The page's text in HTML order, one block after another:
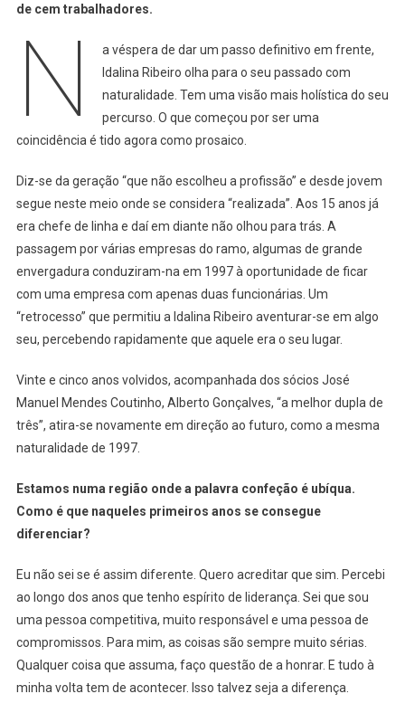
A
Minha
Vida
Futuro”
de cem trabalhadores.
N
a véspera de dar um passo definitivo em frente,
Idalina Ribeiro olha para o seu passado com
naturalidade. Tem uma visão mais holística do seu
percurso. O que começou por ser uma
coincidência é tido agora como prosaico.
Diz-se da geração “que não escolheu a profissão” e desde jovem
segue neste meio onde se considera “realizada”. Aos 15 anos já
era chefe de linha e daí em diante não olhou para trás. A
passagem por várias empresas do ramo, algumas de grande
envergadura conduziram-na em 1997 à oportunidade de ficar
com uma empresa com apenas duas funcionárias. Um
“retrocesso” que permitiu a Idalina Ribeiro aventurar-se em algo
seu, percebendo rapidamente que aquele era o seu lugar.
Vinte e cinco anos volvidos, acompanhada dos sócios José
Manuel Mendes Coutinho, Alberto Gonçalves, “a melhor dupla de
três”, atira-se novamente em direção ao futuro, como a mesma
naturalidade de 1997.
Estamos numa região onde a palavra confeção é ubíqua.
Como é que naqueles primeiros anos se consegue
diferenciar?
Eu não sei se é assim diferente. Quero acreditar que sim. Percebi
ao longo dos anos que tenho espírito de liderança. Sei que sou
uma pessoa competitiva, muito responsável e uma pessoa de
compromissos. Para mim, as coisas são sempre muito sérias.
Qualquer coisa que assuma, faço questão de a honrar. E tudo à
minha volta tem de acontecer. Isso talvez seja a diferença.